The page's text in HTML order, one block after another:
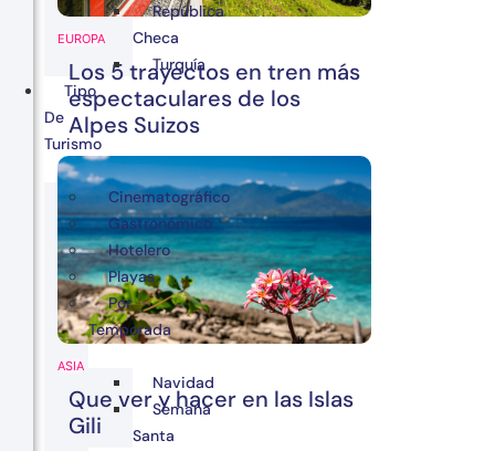
EUROPA
Los 5 trayectos en tren más
espectaculares de los
Alpes Suizos
ASIA
Que ver y hacer en las Islas
Gili
República
Checa
Turquía
Tipo
De
Turismo
Cinematográfico
Gastronómico
Hotelero
Playas
Por
Temporada
Navidad
Semana
Santa